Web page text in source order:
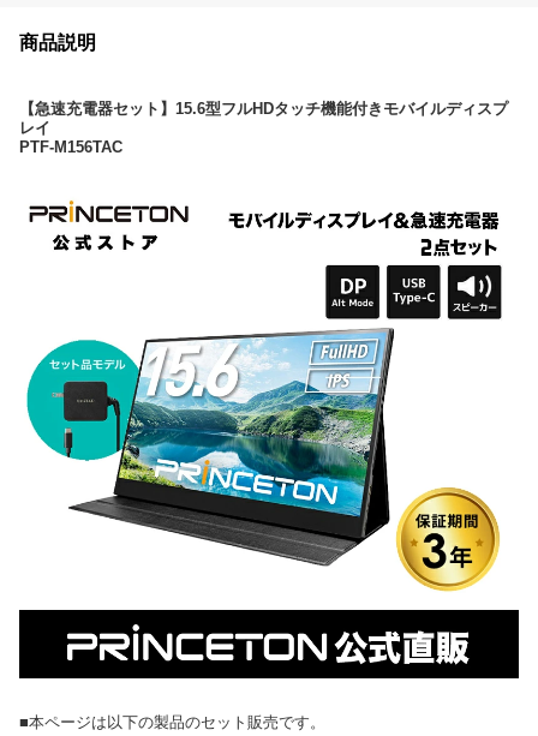
商品説明
【急速充電器セット】15.6型フルHDタッチ機能付きモバイルディスプ
レイ
PTF-M156TAC
■本ページは以下の製品のセット販売です。